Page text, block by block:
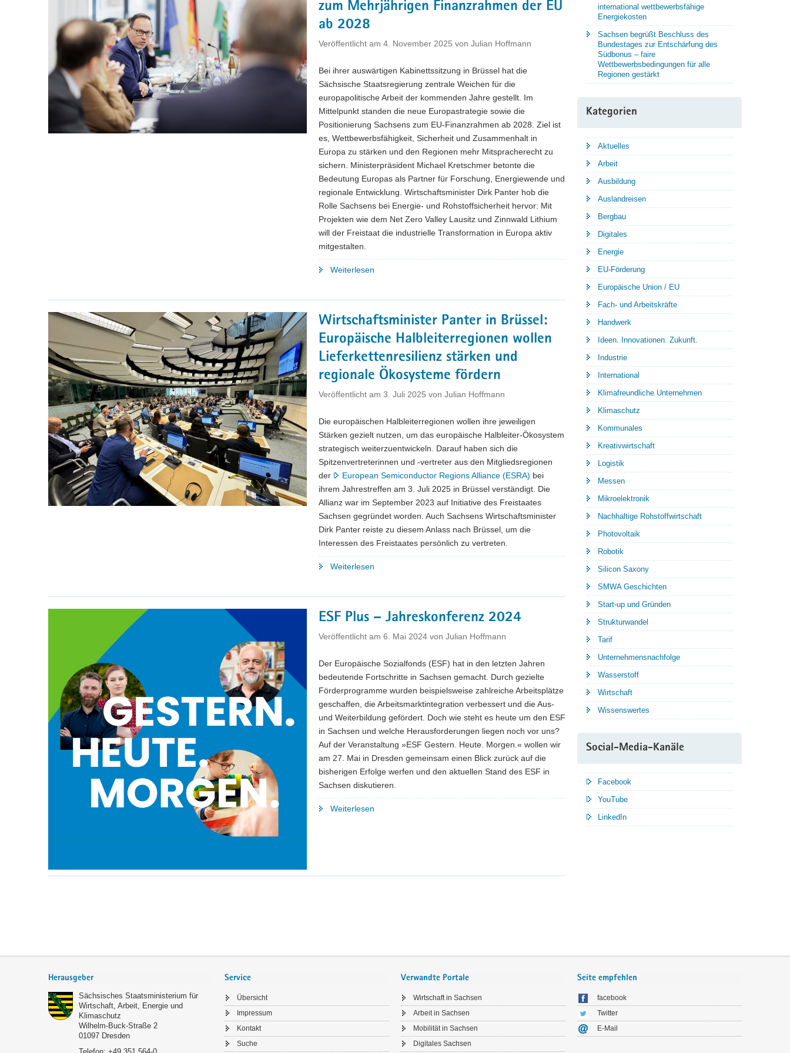
und
Vorsitz
Staffelstab
der
European
Semiconductor
Regions
Alliance"
zum Mehrjährigen Finanzrahmen der EU
ab 2028
Veröffentlicht am 4. November 2025 von Julian Hoffmann
Bei ihrer auswärtigen Kabinettssitzung in Brüssel hat die
Sächsische Staatsregierung zentrale Weichen für die
europapolitische Arbeit der kommenden Jahre gestellt. Im
Mittelpunkt standen die neue Europastrategie sowie die
Positionierung Sachsens zum EU-Finanzrahmen ab 2028. Ziel ist
es, Wettbewerbsfähigkeit, Sicherheit und Zusammenhalt in
Europa zu stärken und den Regionen mehr Mitspracherecht zu
sichern. Ministerpräsident Michael Kretschmer betonte die
Bedeutung Europas als Partner für Forschung, Energiewende und
regionale Entwicklung. Wirtschaftsminister Dirk Panter hob die
Rolle Sachsens bei Energie- und Rohstoffsicherheit hervor: Mit
Projekten wie dem Net Zero Valley Lausitz und Zinnwald Lithium
will der Freistaat die industrielle Transformation in Europa aktiv
mitgestalten.
Weiterlesen
und
positioniert
sich
zum
Mehrjährigen
Finanzrahmen
2028"
Wirtschaftsminister Panter in Brüssel:
Europäische Halbleiterregionen wollen
Lieferkettenresilienz stärken und
regionale Ökosysteme fördern
Veröffentlicht am 3. Juli 2025 von Julian Hoffmann
Die europäischen Halbleiterregionen wollen ihre jeweiligen
Stärken gezielt nutzen, um das europäische Halbleiter-Ökosystem
strategisch weiterzuentwickeln. Darauf haben sich die
Spitzenvertreterinnen und -vertreter aus den Mitgliedsregionen
der
European Semiconductor Regions Alliance (ESRA) bei
ihrem Jahrestreffen am 3. Juli 2025 in Brüssel verständigt. Die
Allianz war im September 2023 auf Initiative des Freistaates
Sachsen gegründet worden. Auch Sachsens Wirtschaftsminister
Dirk Panter reiste zu diesem Anlass nach Brüssel, um die
Interessen des Freistaates persönlich zu vertreten.
Weiterlesen
Europäische
Halbleiterregionen
Lieferkettenresilienz
stärken
und
regionale
Ökosysteme
fördern"
ESF Plus – Jahreskonferenz 2024
Veröffentlicht am 6. Mai 2024 von Julian Hoffmann
Der Europäische Sozialfonds (ESF) hat in den letzten Jahren
bedeutende Fortschritte in Sachsen gemacht. Durch gezielte
Förderprogramme wurden beispielsweise zahlreiche Arbeitsplätze
geschaffen, die Arbeitsmarktintegration verbessert und die Aus-
und Weiterbildung gefördert. Doch wie steht es heute um den ESF
in Sachsen und welche Herausforderungen liegen noch vor uns?
Auf der Veranstaltung »ESF Gestern. Heute. Morgen.« wollen wir
am 27. Mai in Dresden gemeinsam einen Blick zurück auf die
bisherigen Erfolge werfen und den aktuellen Stand des ESF in
Sachsen diskutieren.
Weiterlesen
international wettbewerbsfähige
Energiekosten
Sachsen begrüßt Beschluss des
Bundestages zur Entschärfung des
Südbonus – faire
Wettbewerbsbedingungen für alle
Regionen gestärkt
Kategorien
Aktuelles
Arbeit
Ausbildung
Auslandreisen
Bergbau
Digitales
Energie
EU-Förderung
Europäische Union / EU
Fach- und Arbeitskräfte
Handwerk
Ideen. Innovationen. Zukunft.
Industrie
International
Klimafreundliche Unternehmen
Klimaschutz
Kommunales
Kreativwirtschaft
Logistik
Messen
Mikroelektronik
Nachhaltige Rohstoffwirtschaft
Photovoltaik
Robotik
Silicon Saxony
SMWA Geschichten
Start-up und Gründen
Strukturwandel
Tarif
Unternehmensnachfolge
Wasserstoff
Wirtschaft
Wissenswertes
Social-Media-Kanäle
Facebook
YouTube
LinkedIn
Herausgeber
Sächsisches Staatsministerium für
Wirtschaft, Arbeit, Energie und
Klimaschutz
Wilhelm-Buck-Straße 2
01097 Dresden
Service
Übersicht
Impressum
Kontakt
Suche
Verwandte Portale
Wirtschaft in Sachsen
Arbeit in Sachsen
Mobilität in Sachsen
Digitales Sachsen
Seite empfehlen
facebook
Twitter
E-Mail